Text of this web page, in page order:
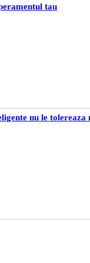
tau
nu le tolereaza